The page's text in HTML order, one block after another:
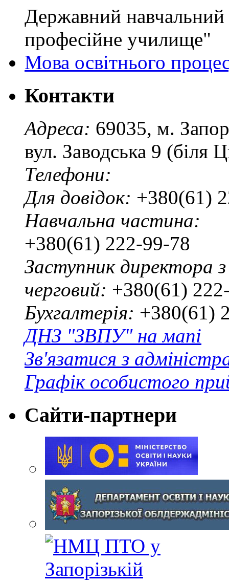
Державний навчальний
професійне училище"
Мова освітнього
Контакти
Адреса: 69035, м.
вул. Заводська 9 (біля
Телефони:
Для довідок: +380(61)
Навчальна частина:
+380(61) 222-99-78
Заступник директора
черговий: +380(61)
Бухгалтерія: +380(61)
ДНЗ "ЗВПУ" на мапі
Зв'язатися з
Графік особистого
Сайти-партнери